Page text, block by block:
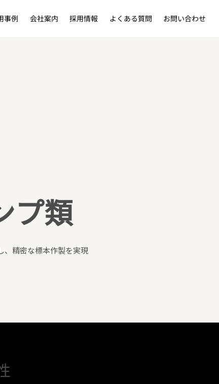
事例 会社案内 採用情報 よくある質問 お問い合わせ
プ類
、精密な標本作製を実現